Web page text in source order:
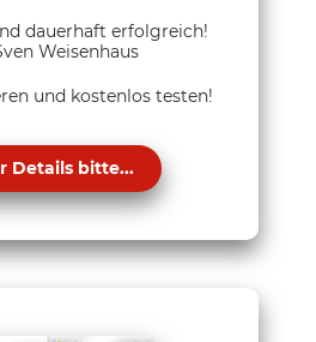
dauerhaft erfolgreich!
Weisenhaus
und kostenlos testen!
Details bitte...